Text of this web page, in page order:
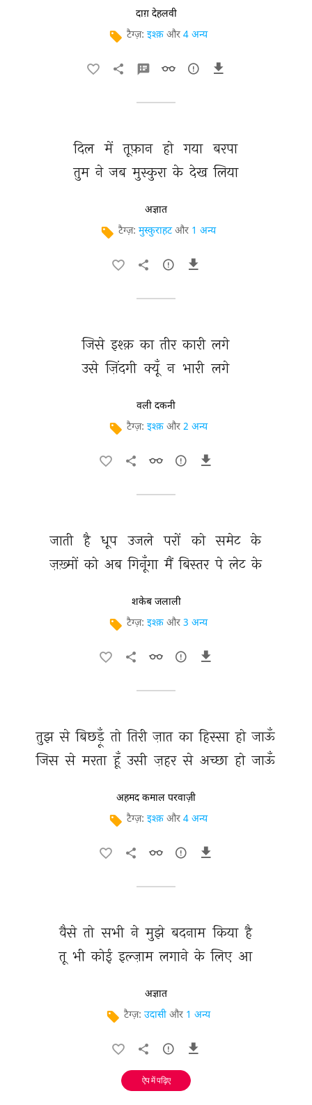
ऐप में पढ़िए
दाग़ देहलवी
टैग्ज़: इश्क़ और 4 अन्य
दिल में तूफ़ान हो गया बरपा
तुम ने जब मुस्कुरा के देख लिया
अज्ञात
टैग्ज़: मुस्कुराहट और 1 अन्य
जिसे इश्क़ का तीर कारी लगे
उसे ज़िंदगी क्यूँ न भारी लगे
वली दकनी
टैग्ज़: इश्क़ और 2 अन्य
जाती है धूप उजले परों को समेट के
ज़ख़्मों को अब गिनूँगा मैं बिस्तर पे लेट के
शकेब जलाली
टैग्ज़: इश्क़ और 3 अन्य
तुझ से बिछड़ूँ तो तिरी ज़ात का हिस्सा हो जाऊँ
जिस से मरता हूँ उसी ज़हर से अच्छा हो जाऊँ
अहमद कमाल परवाज़ी
टैग्ज़: इश्क़ और 4 अन्य
वैसे तो सभी ने मुझे बदनाम किया है
तू भी कोई इल्ज़ाम लगाने के लिए आ
अज्ञात
टैग्ज़: उदासी और 1 अन्य